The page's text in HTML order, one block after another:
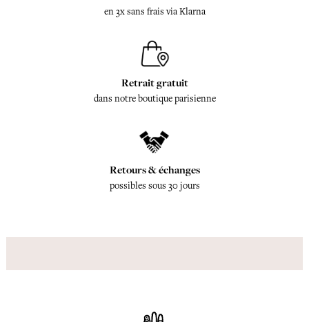
en 3x sans frais via Klarna
Retrait gratuit
dans notre boutique parisienne
Retours & échanges
possibles sous 30 jours